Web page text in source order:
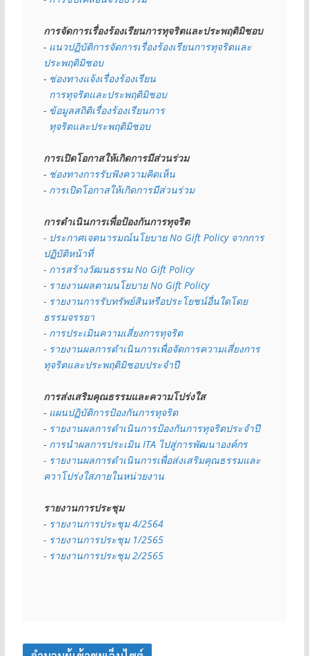
การจัดการเรื่องร้องเรียนการทุจริตและประพฤติมิชอบ
- แนวปฏิบัติการจัดการเรื่องร้องเรียนการทุจริตและ
ประพฤติมิชอบ
- ช่องทางแจ้งเรื่องร้องเรียน
  การทุจริตและประพฤติมิชอบ
- ข้อมูลสถิติเรื่องร้องเรียนการ
  ทุจริตและประพฤติมิชอบ
การเปิดโอกาสให้เกิดการมีส่วนร่วม
- ช่องทางการรับฟังความคิดเห็น
- การเปิดโอกาสให้เกิดการมีส่วนร่วม
การดำเนินการเพื่อป้องกันการทุจริต
- ประกาศเจตนารมณ์นโยบาย No Gift Policy จากการ
ปฏิบัติหน้าที่
- การสร้างวัฒนธรรม No Gift Policy
- รายงานผลตามนโยบาย No Gift Policy
- รายงานการรับทรัพย์สินหรือประโยชน์อื่นใดโดย
ธรรมจรรยา
- การประเมินความเสี่ยงการทุจริต
- รายงานผลการดำเนินการเพื่อจัดการความเสี่ยงการ
ทุจริตและประพฤติมิชอบประจำปี
การส่งเสริมคุณธรรมและความโปร่งใส
- แผนปฏิบัติการป้องกันการทุจริต
- รายงานผลการดำเนินการป้องกันการทุจริตประจำปี
- การนำผลการประเมิน ITA ไปสู่การพัฒนาองค์กร
- รายงานผลการดำเนินการเพื่อส่งเสริมคุณธรรมและ
ควาโปร่งใสภายในหน่วยงาน
รายงานการประชุม
- รายงานการประชุม 4/2564
- รายงานการประชุม 1/2565
- รายงานการประชุม 2/2565